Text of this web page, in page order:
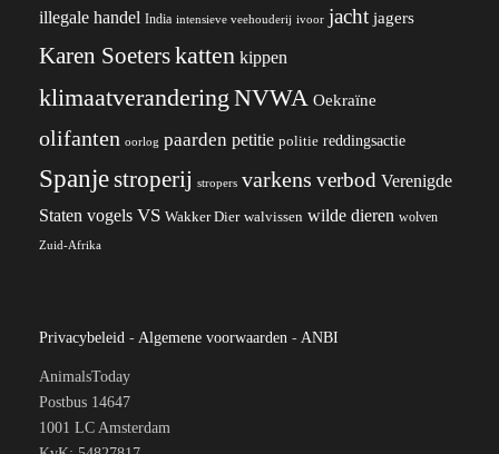
illegale handel India intensieve veehouderij ivoor jacht jagers
Karen Soeterskatten kippen
klimaatverandering NVWA Oekraïne
olifanten oorlog paarden petitie politie reddingsactie
Spanjestroperij stropers varkens verbod Verenigde
Staten vogels VS Wakker Dier walvissen wilde dieren wolven
Zuid-Afrika
Privacybeleid - Algemene voorwaarden - ANBI
AnimalsToday
Postbus 14647
1001 LC Amsterdam